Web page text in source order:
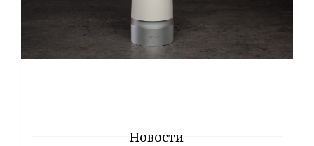
Новости